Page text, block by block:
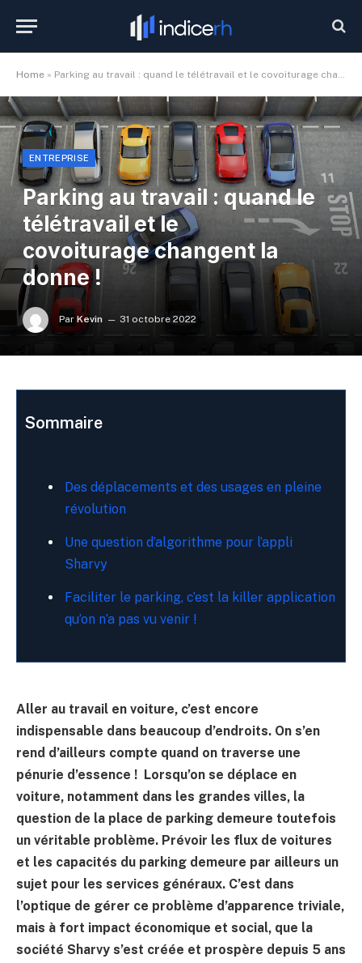
Home » Parking au travail : quand le télétravail et le covoiturage changent la donne !
ENTREPRISE
Parking au travail : quand le
télétravail et le
covoiturage changent la
donne !
Par Kevin 31 octobre 2022
Sommaire
Des déplacements et des usages en pleine
révolution
Une question d’algorithme pour l’appli
Sharvy
Faciliter le parking, c’est la killer application
qu’on n’a pas vu venir !
Aller au travail en voiture, c’est encore
indispensable dans beaucoup d’endroits. On s’en
rend d’ailleurs compte quand on traverse une
pénurie d’essence ! Lorsqu’on se déplace en
voiture, notamment dans les grandes villes, la
question de la place de parking demeure toutefois
un véritable problème. Prévoir les flux de voitures
et les capacités du parking demeure par ailleurs un
sujet pour les services généraux. C’est dans
l’optique de gérer ce problème d’apparence triviale,
mais à fort impact économique et social, que la
société Sharvy s’est créée et prospère depuis 5 ans